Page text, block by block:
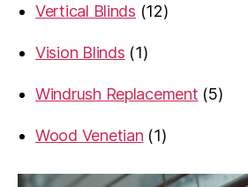
Vertical Blinds
1212
Vision Blinds
11
Windrush Replacement
55
Wood Venetian
11